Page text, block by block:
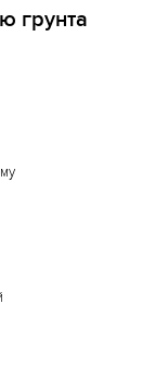
грунта